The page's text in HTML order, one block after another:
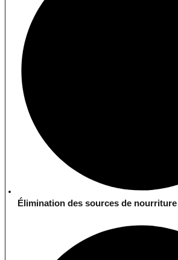
Élimination des sources de nourriture